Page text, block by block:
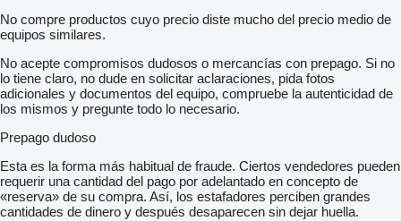
No compre productos cuyo precio diste mucho del precio medio de
equipos similares.
No acepte compromisos dudosos o mercancías con prepago. Si no
lo tiene claro, no dude en solicitar aclaraciones, pida fotos
adicionales y documentos del equipo, compruebe la autenticidad de
los mismos y pregunte todo lo necesario.
Prepago dudoso
Esta es la forma más habitual de fraude. Ciertos vendedores pueden
requerir una cantidad del pago por adelantado en concepto de
«reserva» de su compra. Así, los estafadores perciben grandes
cantidades de dinero y después desaparecen sin dejar huella.